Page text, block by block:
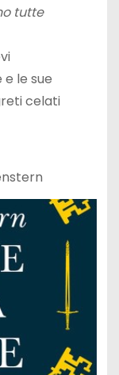
tutte
le sue
celati